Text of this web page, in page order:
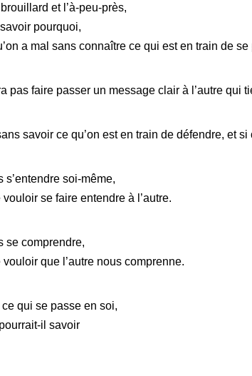
et l’à-peu-près,
pourquoi,
a mal sans connaître ce qui est en train de se
pas faire passer un message clair à l’autre qui
savoir ce qu’on est en train de défendre, et
s’entendre soi-même,
se faire entendre à l’autre.
se comprendre,
que l’autre nous comprenne.
qui se passe en soi,
il savoir